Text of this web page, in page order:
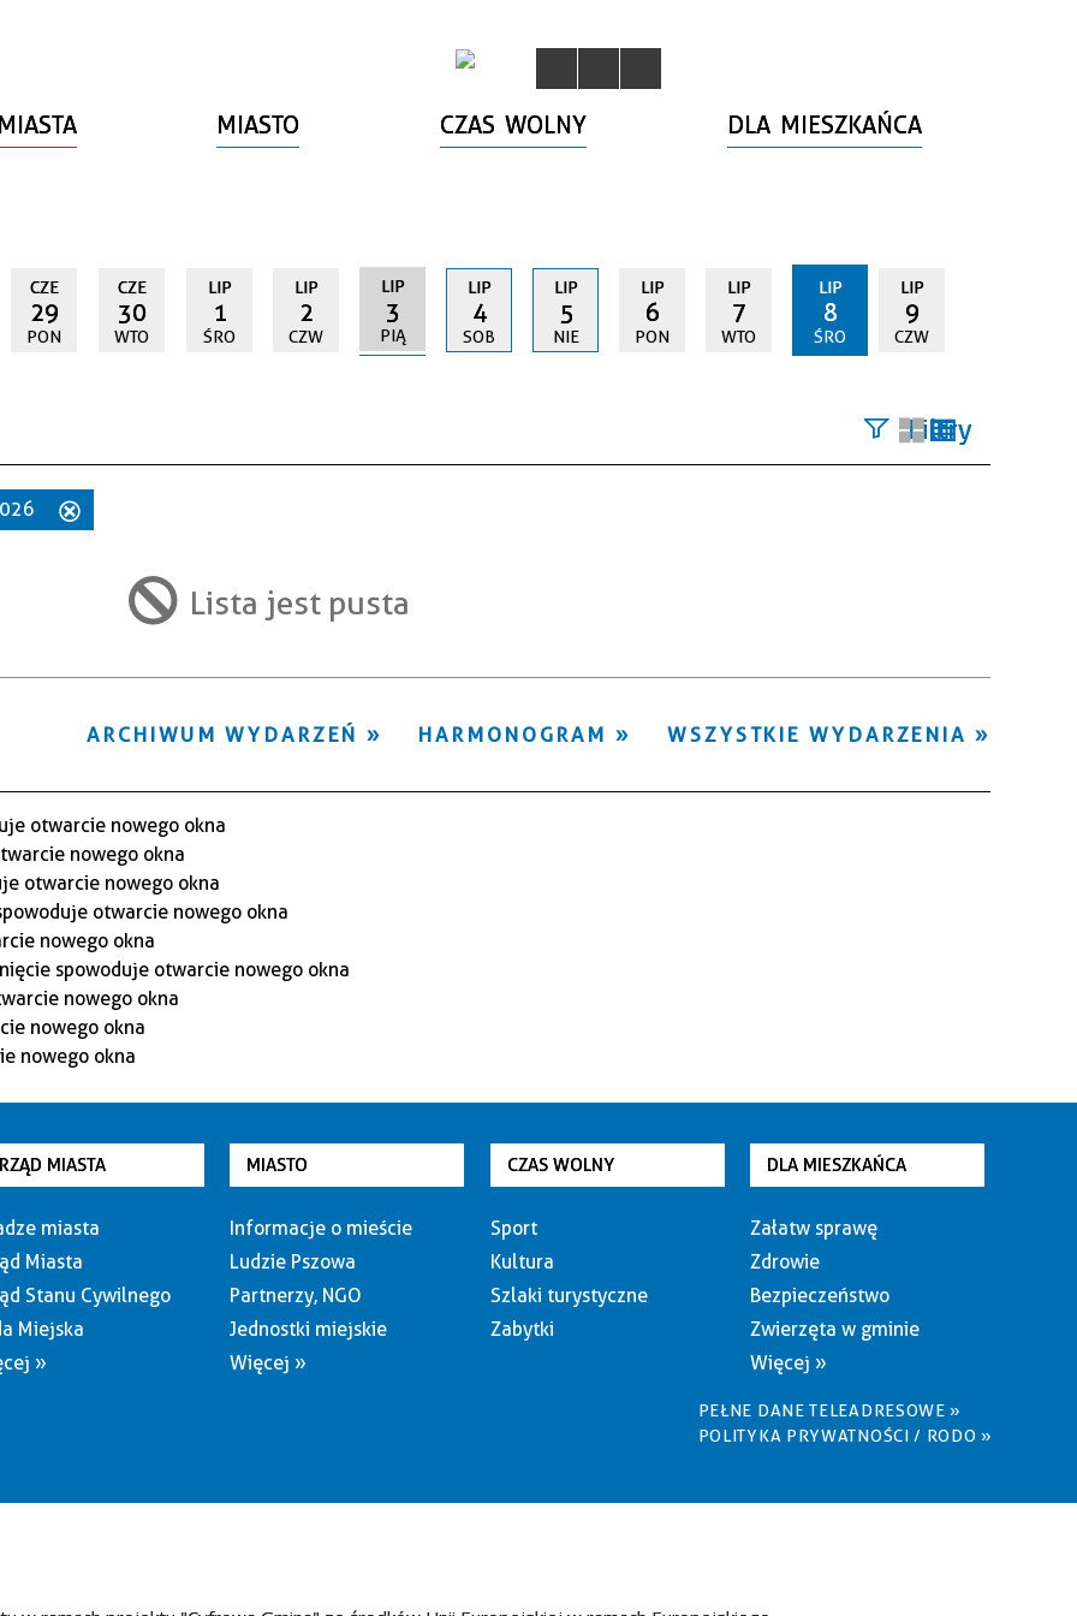
MIASTO CZAS WOLNY DLA MIESZKAŃCA
CZE
29
PON
CZE
30
WTO
LIP
1
ŚRO
LIP
2
CZW
LIP
3
PIĄ
LIP
4
SOB
LIP
5
NIE
LIP
6
PON
LIP
7
WTO
LIP
8
ŚRO
LIP
9
CZW
Filtry
Miejsce
Lista jest pusta
WSZYSTKIE WYDARZENIA
HARMONOGRAM
ARCHIWUM WYDARZEŃ
MIASTA
miasta
Miasta
Stanu Cywilnego
Miejska
»
MIASTO
Informacje o mieście
Ludzie Pszowa
Partnerzy, NGO
Jednostki miejskie
Więcej »
CZAS WOLNY
Sport
Kultura
Szlaki turystyczne
Zabytki
DLA MIESZKAŃCA
Załatw sprawę
Zdrowie
Bezpieczeństwo
Zwierzęta w gminie
Więcej »
PEŁNE DANE TELEADRESOWE »
POLITYKA PRYWATNOŚCI / RODO »